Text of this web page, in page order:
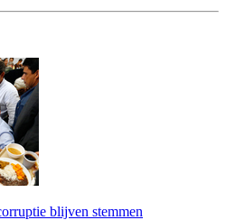
blijven stemmen